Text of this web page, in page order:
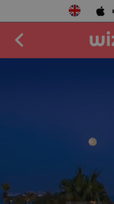
COLLECTIONS